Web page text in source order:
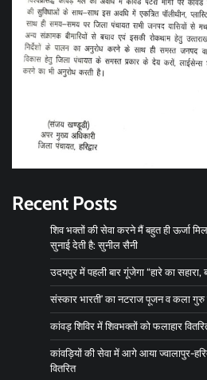
Recent Posts
शिव भक्तों की सेवा करने मैं बहुत ही ऊर्जा
सुनाई देती है: सुनील सैनी
उदयपुर में पहली बार गूंजेगा “हारे का सहारा,
संस्कार भारती’ का नटराज पूजन व कला गुरु
कांवड़ शिविर में शिवभक्तों को फलाहार
कांवड़ियों की सेवा में आगे आया ज्वालापुर-
वितरित